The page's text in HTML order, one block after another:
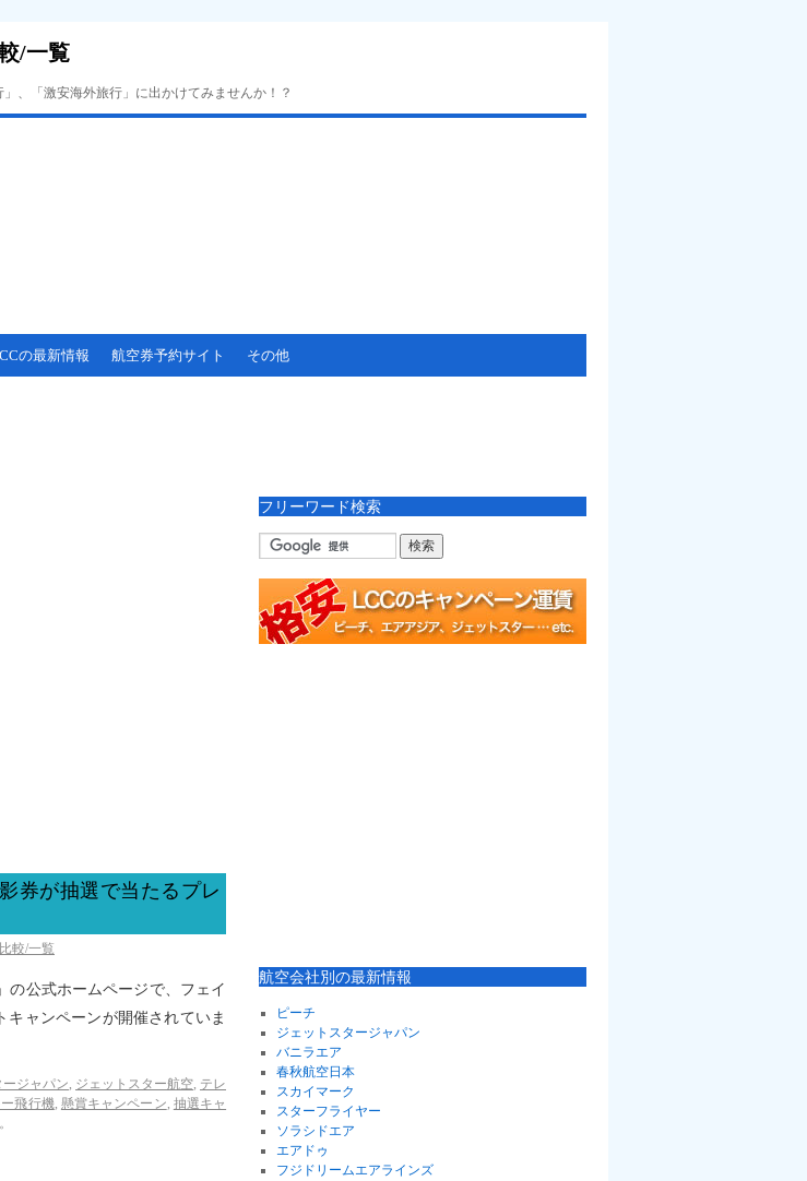
/一覧
、「激安海外旅行」に出かけてみませんか！？
の最新情報 航空券予約サイト その他
券が抽選で当たるプレ
較/一覧
の公式ホームページで、フェイ
キャンペーンが開催されていま
ジャパン, ジェットスター航空, テレ
飛行機, 懸賞キャンペーン, 抽選キャ
フリーワード検索
航空会社別の最新情報
ピーチ
ジェットスタージャパン
バニラエア
春秋航空日本
スカイマーク
スターフライヤー
ソラシドエア
エアドゥ
フジドリームエアラインズ